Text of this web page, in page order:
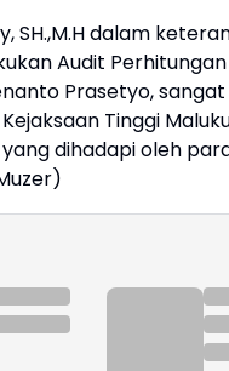
SH.,M.H dalam
Audit
Prasetyo,
Tinggi
dihadapi oleh